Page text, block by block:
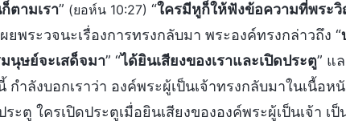
ตามเรา” (ยอห์น 10:27) “ใครมีหูก็ให้ฟังข้อความที่พระ
ยพระวจนะเรื่องการทรงกลับมา พระองค์ทรงกล่าวถึง “
นุษย์จะเสด็จมา” “ได้ยินเสียงของเราและเปิดประตู” แ
ำลังบอกเราว่า องค์พระผู้เป็นเจ้าทรงกลับมาในเนื้อหนั
ะตู ใครเปิดประตูเมื่อยินเสียงขององค์พระผู้เป็นเจ้า เ